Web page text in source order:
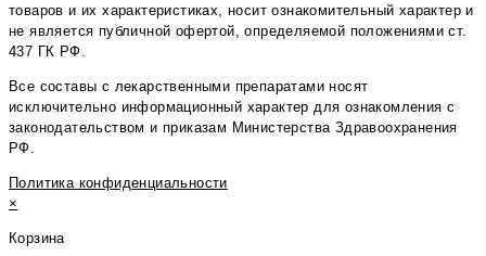
товаров и их характеристиках, носит ознакомительный характер и
не является публичной офертой, определяемой положениями ст.
437 ГК РФ.
Все составы с лекарственными препаратами носят
исключительно информационный характер для ознакомления с
законодательством и приказам Министерства Здравоохранения
РФ.
Политика конфиденциальности
×
Корзина